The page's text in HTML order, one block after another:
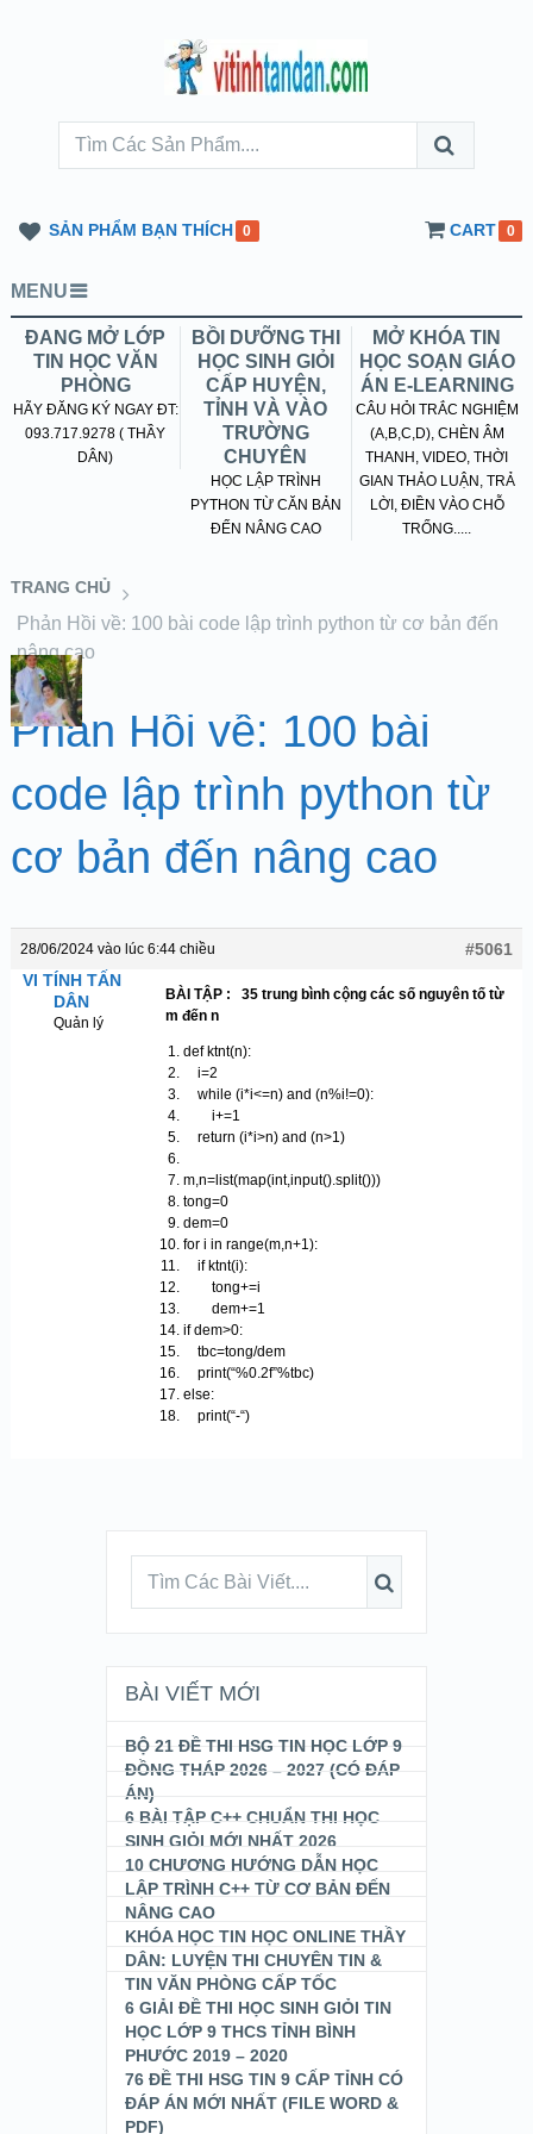
SẢN PHẨM BẠN THÍCH 0 CART 0
MENU
ĐANG MỞ LỚP
TIN HỌC VĂN
PHÒNG
HÃY ĐĂNG KÝ NGAY ĐT:
093.717.9278 ( THẦY
DÂN)
BỒI DƯỠNG THI
HỌC SINH GIỎI
CẤP HUYỆN,
TỈNH VÀ VÀO
TRƯỜNG
CHUYÊN
HỌC LẬP TRÌNH
PYTHON TỪ CĂN BẢN
ĐẾN NÂNG CAO
MỞ KHÓA TIN
HỌC SOẠN GIÁO
ÁN E-LEARNING
CÂU HỎI TRẮC NGHIỆM
(A,B,C,D), CHÈN ÂM
THANH, VIDEO, THỜI
GIAN THẢO LUẬN, TRẢ
LỜI, ĐIỀN VÀO CHỖ
TRỐNG.....
TRANG CHỦ
Phản Hồi về: 100 bài code lập trình python từ cơ bản đến
nâng cao
Phản Hồi về: 100 bài
code lập trình python từ
cơ bản đến nâng cao
28/06/2024 vào lúc 6:44 chiều
#5061
VI TÍNH TẤN
DÂN
Quản lý
BÀI TẬP : 35 trung bình cộng các số nguyên tố từ
m đến n
def ktnt(n):
i=2
while (i*i<=n) and (n%i!=0):
i+=1
return (i*i>n) and (n>1)
m,n=list(map(int,input().split()))
tong=0
dem=0
for i in range(m,n+1):
if ktnt(i):
tong+=i
dem+=1
if dem>0:
tbc=tong/dem
print(“%0.2f”%tbc)
else:
print(“-“)
BÀI VIẾT MỚI
BỘ 21 ĐỀ THI HSG TIN HỌC LỚP 9
ĐỒNG THÁP 2026 – 2027 (CÓ ĐÁP
ÁN)
6 BÀI TẬP C++ CHUẨN THI HỌC
SINH GIỎI MỚI NHẤT 2026
10 CHƯƠNG HƯỚNG DẪN HỌC
LẬP TRÌNH C++ TỪ CƠ BẢN ĐẾN
NÂNG CAO
KHÓA HỌC TIN HỌC ONLINE THẦY
DÂN: LUYỆN THI CHUYÊN TIN &
TIN VĂN PHÒNG CẤP TỐC
6 GIẢI ĐỀ THI HỌC SINH GIỎI TIN
HỌC LỚP 9 THCS TỈNH BÌNH
PHƯỚC 2019 – 2020
76 ĐỀ THI HSG TIN 9 CẤP TỈNH CÓ
ĐÁP ÁN MỚI NHẤT (FILE WORD &
PDF)